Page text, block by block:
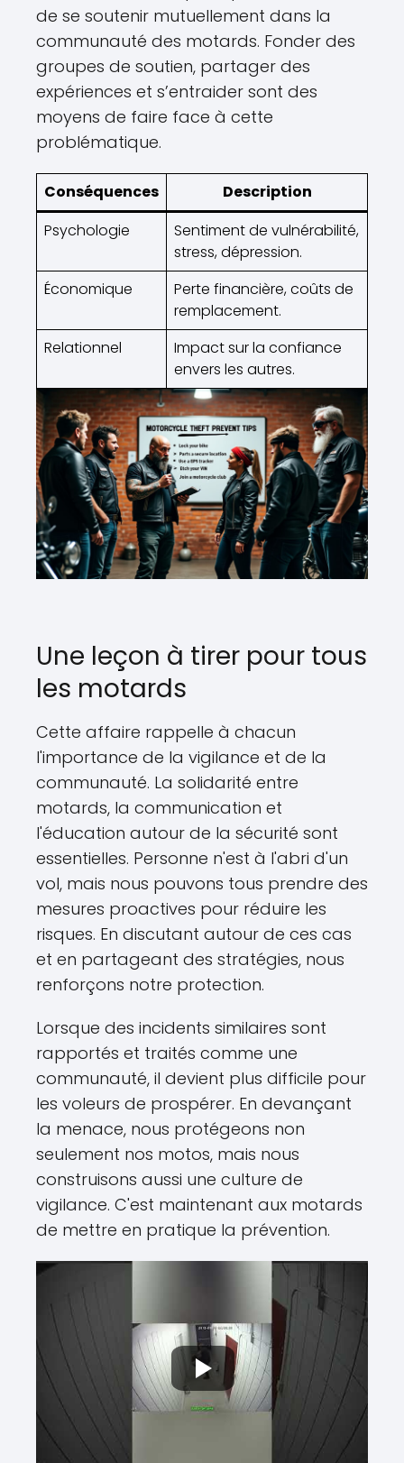
de se soutenir mutuellement dans la
communauté des motards. Fonder des
groupes de soutien, partager des
expériences et s’entraider sont des
moyens de faire face à cette
problématique.
Conséquences
Description
Psychologie
Sentiment de vulnérabilité,
stress, dépression.
Économique
Perte financière, coûts de
remplacement.
Relationnel
Impact sur la confiance
envers les autres.
Une leçon à tirer pour tous
les motards
Cette affaire rappelle à chacun
l'importance de la vigilance et de la
communauté. La solidarité entre
motards, la communication et
l'éducation autour de la sécurité sont
essentielles. Personne n'est à l'abri d'un
vol, mais nous pouvons tous prendre des
mesures proactives pour réduire les
risques. En discutant autour de ces cas
et en partageant des stratégies, nous
renforçons notre protection.
Lorsque des incidents similaires sont
rapportés et traités comme une
communauté, il devient plus difficile pour
les voleurs de prospérer. En devançant
la menace, nous protégeons non
seulement nos motos, mais nous
construisons aussi une culture de
vigilance. C'est maintenant aux motards
de mettre en pratique la prévention.